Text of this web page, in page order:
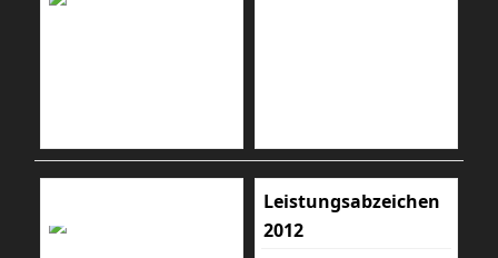
Leistungsabzeichen
2012